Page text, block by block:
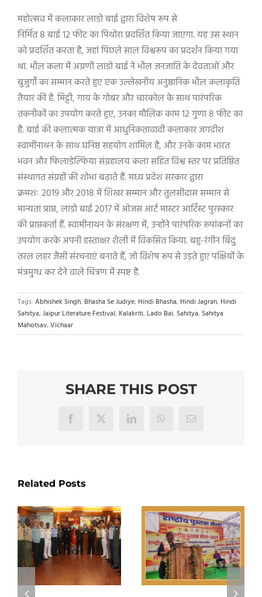
महोत्सव में कलाकार लाडो बाई द्वारा विशेष रूप से
निर्मित8बाई12फीट का पिथोरा प्रदर्शित किया जाएगा. यह उस स्थान
को प्रदर्शित करता है,जहां पिछले साल विश्वरूप का प्रदर्शन किया गया
था. भील कला में अग्रणी लाडो बाई ने भील जनजाति के देवताओं और
बुजुर्गों का सम्मान करते हुए एक उल्लेखनीय अनुष्ठानिक भील कलाकृति
तैयार की है. मिट्टी,गाय के गोबर और चारकोल के साथ पारंपरिक
तकनीकों का उपयोग करते हुए,उनका मौलिक काम12गुणा8फीट का
है. बाई की कलात्मक यात्रा में आधुनिकतावादी कलाकार जगदीश
स्वामीनाथन के साथ घनिष्ठ सहयोग शामिल है,और उनके काम भारत
भवन और फिलाडेल्फिया संग्रहालय कला सहित विश्व स्तर पर प्रतिष्ठित
संस्थागत संग्रहों की शोभा बढ़ाते हैं. मध्य प्रदेश सरकार द्वारा
क्रमशः 2019और2018में शिखर सम्मान और तुलसीदास सम्मान से
मान्यता प्राप्त,लाडो बाई2017में ओजस आर्ट मास्टर आर्टिस्ट पुरस्कार
की प्राप्तकर्ता हैं. स्वामीनाथन के संरक्षण में,उन्होंने पारंपरिक रूपांकनों का
उपयोग करके अपनी हस्ताक्षर शैली में विकसित किया. बहु-रंगीन बिंदु
तरल लहर जैसी संरचनाएं बनाते हैं,जो विशेष रूप से उड़ते हुए पक्षियों के
मंत्रमुग्ध कर देने वाले चित्रण में स्पष्ट है.
Tags: Abhishek Singh, Bhasha Se Judiye, Hindi Bhasha, Hindi Jagran, Hindi
Sahitya, Jaipur Literature Festival, Kalakriti, Lado Bai, Sahitya, Sahitya
Mahotsav, Vichaar
SHARE THIS POST
Facebook
X LinkedInWhatsAppEmail
Related Posts